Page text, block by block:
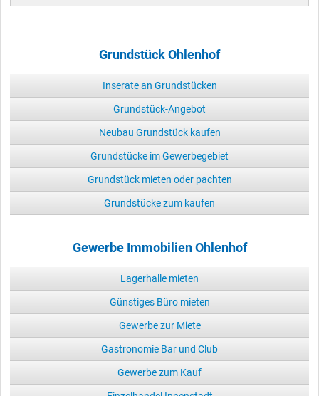
Grundstück Ohlenhof
Inserate an Grundstücken
Grundstück-Angebot
Neubau Grundstück kaufen
Grundstücke im Gewerbegebiet
Grundstück mieten oder pachten
Grundstücke zum kaufen
Gewerbe Immobilien Ohlenhof
Lagerhalle mieten
Günstiges Büro mieten
Gewerbe zur Miete
Gastronomie Bar und Club
Gewerbe zum Kauf